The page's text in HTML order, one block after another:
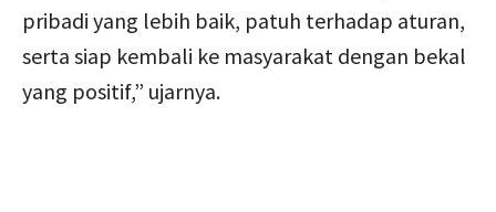
pribadi yang lebih baik, patuh terhadap aturan,
serta siap kembali ke masyarakat dengan bekal
yang positif,” ujarnya.